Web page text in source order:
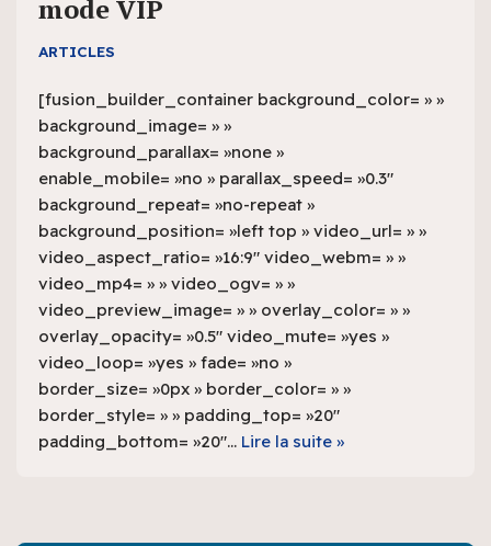
mode VIP
ARTICLES
[fusion_builder_container background_color= » »
background_image= » »
background_parallax= »none »
enable_mobile= »no » parallax_speed= »0.3″
background_repeat= »no-repeat »
background_position= »left top » video_url= » »
video_aspect_ratio= »16:9″ video_webm= » »
video_mp4= » » video_ogv= » »
video_preview_image= » » overlay_color= » »
overlay_opacity= »0.5″ video_mute= »yes »
video_loop= »yes » fade= »no »
border_size= »0px » border_color= » »
border_style= » » padding_top= »20″
padding_bottom= »20″… Lire la suite »